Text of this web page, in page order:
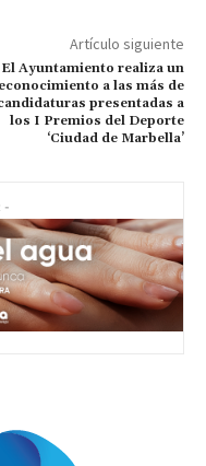
Artículo siguiente
El Ayuntamiento realiza un
a las más de
presentadas a
los I Premios del Deporte
‘Ciudad de Marbella’
-